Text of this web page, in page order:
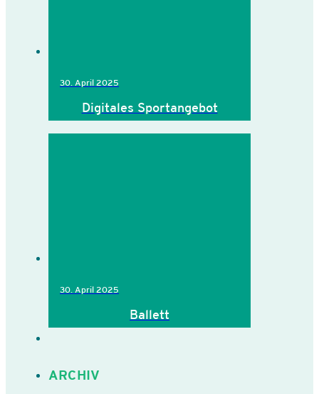
30. April 2025
Digitales Sportangebot
30. April 2025
Ballett
ARCHIV